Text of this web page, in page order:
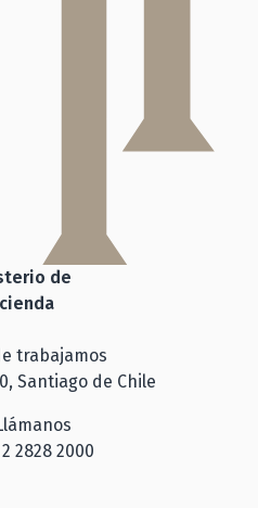
de
trabajamos
Santiago de Chile
2828 2000